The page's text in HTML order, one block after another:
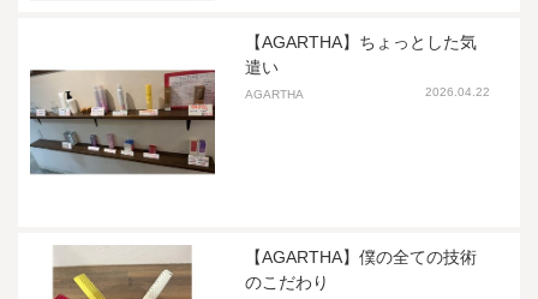
【AGARTHA】ちょっとした気
遣い
AGARTHA 2026.04.22
【AGARTHA】僕の全ての技術
のこだわり